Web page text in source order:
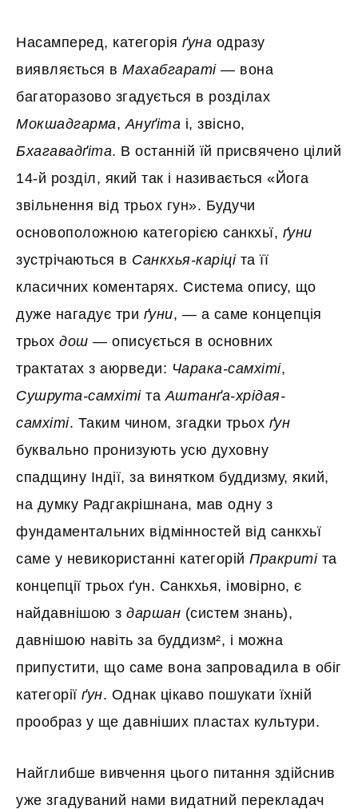
Насамперед, категорія ґуна одразу
виявляється в Махабгараті— вона
багаторазово згадується в розділах
Мокшадгарма,Ануґіта і, звісно,
Бхагавадґіта. В останній їй присвячено цілий
14-й розділ, який так і називається «Йога
звільнення від трьох гун». Будучи
основоположною категорією санкхьї, ґуни
зустрічаються в Санкхья-каріціта її
класичних коментарях. Система опису, що
дуже нагадує три ґуни, — а саме концепція
трьох дош — описується в основних
трактатах з аюрведи: Чарака-самхіті,
Сушрута-самхітітаАштанґа-хрідая-
самхіті. Таким чином, згадки трьох ґун
буквально пронизують усю духовну
спадщину Індії, за винятком буддизму, який,
на думку Радгакрішнана, мав одну з
фундаментальних відмінностей від санкхьї
саме у невикористанні категорій Пракритіта
концепції трьох ґун. Санкхья, імовірно, є
найдавнішою з даршан (систем знань),
давнішою навіть за буддизм², і можна
припустити, що саме вона запровадила в обіг
категорії ґун. Однак цікаво пошукати їхній
прообраз у ще давніших пластах культури.
Найглибше вивчення цього питання здійснив
уже згадуваний нами видатний перекладач